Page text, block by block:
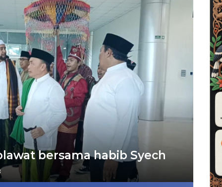
bersama habib Syech